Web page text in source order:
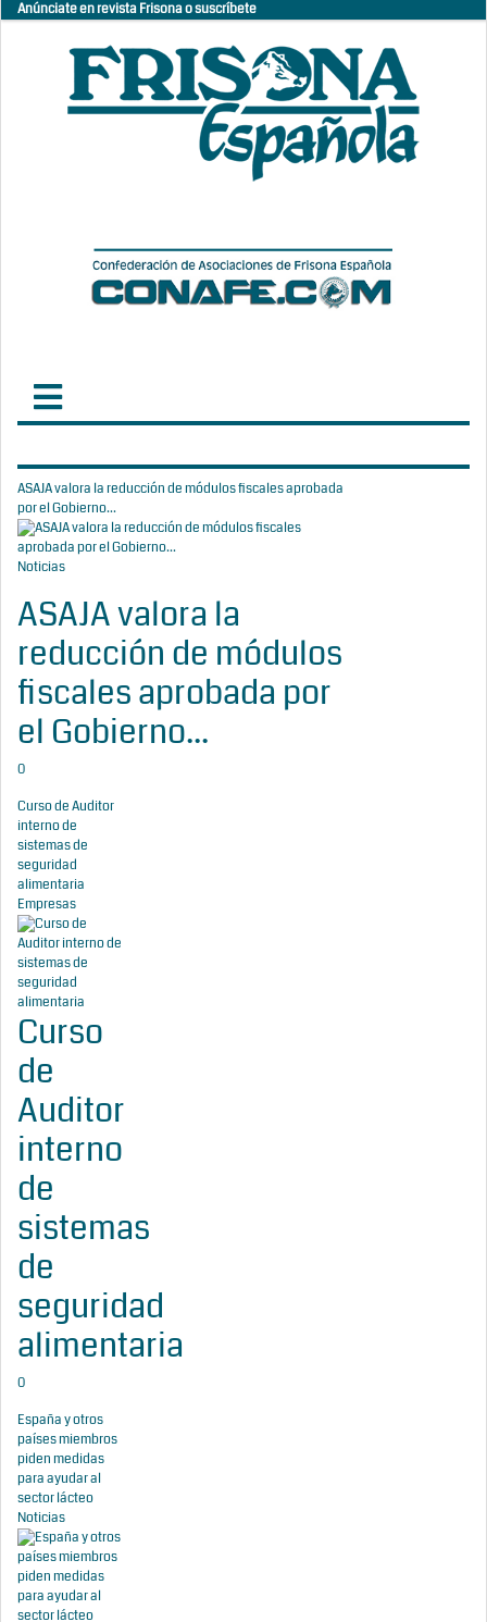
Anúnciate en revista Frisona o suscríbete
ASAJA valora la reducción de módulos fiscales aprobada
por el Gobierno...
Noticias
ASAJA valora la
reducción de módulos
fiscales aprobada por
el Gobierno...
0
Curso de Auditor
interno de
sistemas de
seguridad
alimentaria
Empresas
Curso
de
Auditor
interno
de
sistemas
de
seguridad
alimentaria
0
España y otros
países miembros
piden medidas
para ayudar al
sector lácteo
Noticias